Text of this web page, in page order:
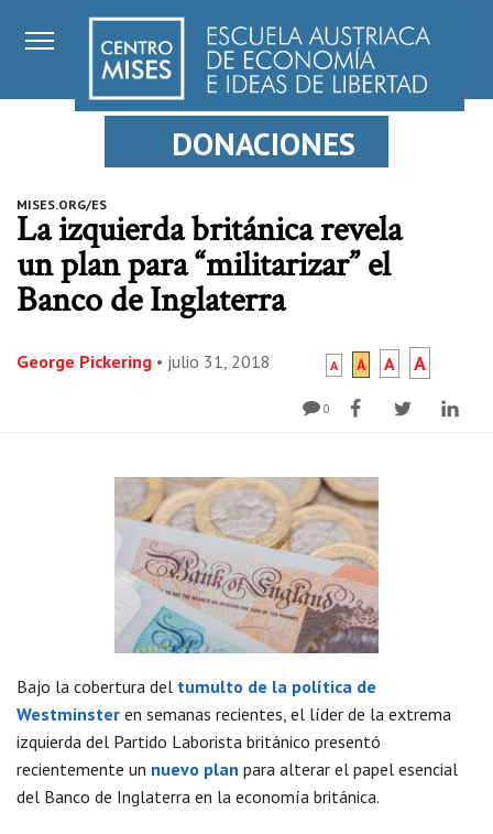
DONACIONES
MISES.ORG/ES
La izquierda británica revela
un plan para “militarizar” el
Banco de Inglaterra
George Pickering • julio 31, 2018 A A A A
0
Bajo la cobertura del tumulto de la política de
Westminster en semanas recientes, el líder de la extrema
izquierda del Partido Laborista británico presentó
recientemente un nuevo plan para alterar el papel esencial
del Banco de Inglaterra en la economía británica.